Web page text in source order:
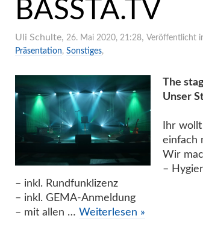
BASSTA.TV
Uli Schulte, 26. Mai 2020, 21:28, Veröffentlicht
Präsentation, Sonstiges,
The
Unser
Ihr
einfach
Wir
–
– inkl. Rundfunklizenz
– inkl. GEMA-Anmeldung
– mit allen … Weiterlesen »